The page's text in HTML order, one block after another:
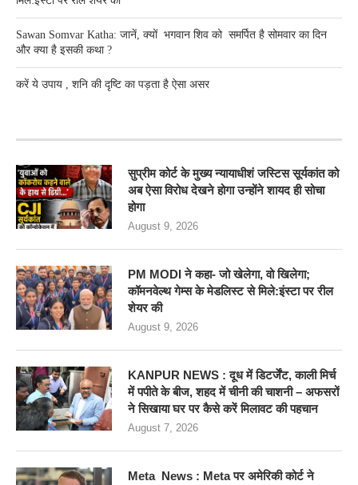
Sawan Somvar Katha: जानें, क्यों भगवान शिव को समर्पित है सोमवार का दिन
और क्या है इसकी कथा ?
करें ये उपाय , शनि की दृष्टि का पड़ता है ऐसा असर
सुप्रीम कोर्ट के मुख्य न्यायाधीशं जस्टिस सूर्यकांत को
अब ऐसा विरोध देखने होगा उन्होंने शायद ही सोचा
होगा
August 9, 2026
PM MODI ने कहा- जो खेलेगा, वो खिलेगा;
कॉमनवेल्थ गेम्स के मेडलिस्ट से मिले:इंस्टा पर रील
शेयर की
August 9, 2026
KANPUR NEWS : दूध में डिटर्जेंट, काली मिर्च
में पपीते के बीज, शहद में चीनी की चाशनी – अफसरों
ने सिखाया घर पर कैसे करें मिलावट की पहचान
August 7, 2026
Meta News : Meta पर अमेरिकी कोर्ट ने